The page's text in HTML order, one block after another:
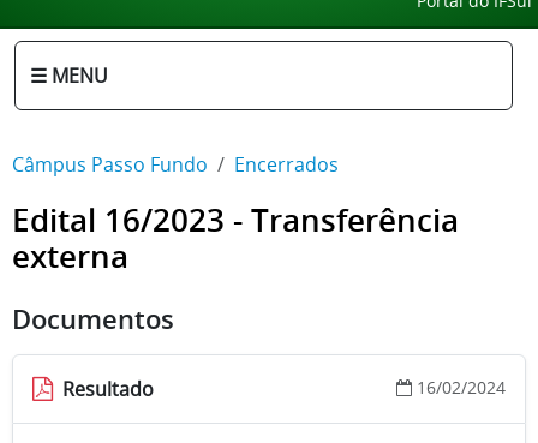
☰ MENU
Câmpus Passo Fundo Encerrados
Edital 16/2023 - Transferência
externa
Documentos
Resultado 16/02/2024